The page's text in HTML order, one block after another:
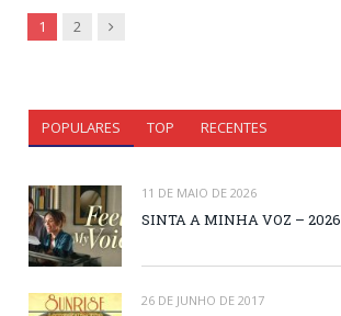
1 2 Next
POPULARES TOP RECENTES
11 DE MAIO DE 2026
SINTA A MINHA VOZ – 2026
26 DE JUNHO DE 2017